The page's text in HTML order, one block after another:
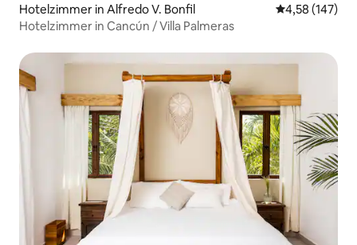
Hotelzimmer in Alfredo V. Bonfil
4,58 (147)
Hotelzimmer in Cancún / Villa Palmeras